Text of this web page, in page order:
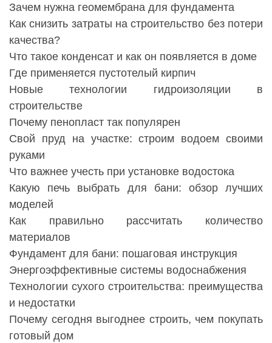
Зачем нужна геомембрана для фундамента
Как снизить затраты на строительство без потери
качества?
Что такое конденсат и как он появляется в доме
Где применяется пустотелый кирпич
Новые технологии гидроизоляции в
строительстве
Почему пенопласт так популярен
Свой пруд на участке: строим водоем своими
руками
Что важнее учесть при установке водостока
Какую печь выбрать для бани: обзор лучших
моделей
Как правильно рассчитать количество
материалов
Фундамент для бани: пошаговая инструкция
Энергоэффективные системы водоснабжения
Технологии сухого строительства: преимущества
и недостатки
Почему сегодня выгоднее строить, чем покупать
готовый дом